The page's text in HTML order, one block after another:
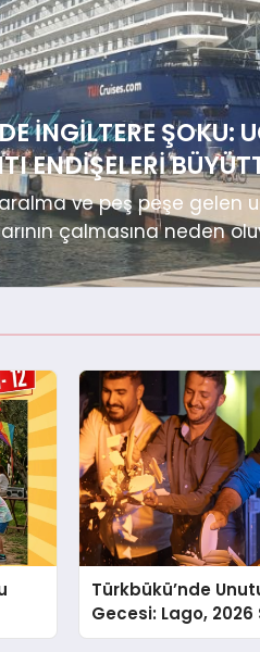
İNGILTERE ŞOKU:
ENDIŞELERI
ve peş peşe gelen
çalmasına neden
Türkbükü’nde
Gecesi: Lago, 2026
Yorgo Kertis ile Açtı